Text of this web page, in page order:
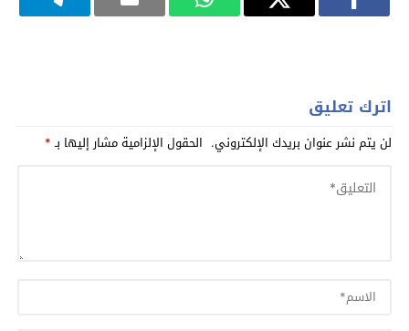
اترك تعليق
لن يتم نشر عنوان بريدك الإلكتروني. الحقول الإلزامية مشار إليها بـ*